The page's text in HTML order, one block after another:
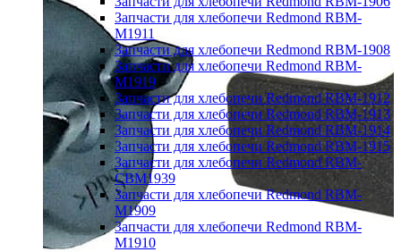
Запчасти для хлебопечи Redmond RBM-
M1911
Запчасти для хлебопечи Redmond RBM-1908
Запчасти для хлебопечи Redmond RBM-
M1919
Запчасти для хлебопечи Redmond RBM-1912
Запчасти для хлебопечи Redmond RBM-1913
Запчасти для хлебопечи Redmond RBM-1914
Запчасти для хлебопечи Redmond RBM-1915
Запчасти для хлебопечи Redmond RBM-
CBM1939
Запчасти для хлебопечи Redmond RBM-
M1909
Запчасти для хлебопечи Redmond RBM-
M1910